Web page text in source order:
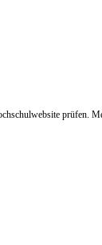
prüfen.